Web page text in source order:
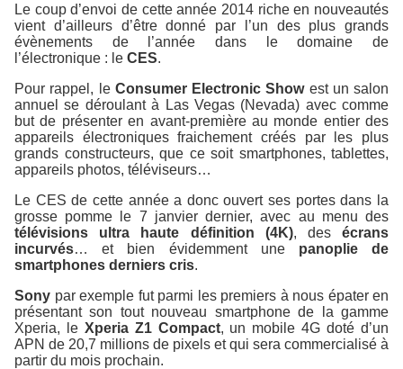
Le coup d’envoi de cette année 2014 riche en nouveautés
vient d’ailleurs d’être donné par l’un des plus grands
évènements de l’année dans le domaine de
l’électronique : le CES.
Pour rappel, le Consumer Electronic Showest un salon
annuel se déroulant à Las Vegas (Nevada) avec comme
but de présenter en avant-première au monde entier des
appareils électroniques fraichement créés par les plus
grands constructeurs, que ce soit smartphones, tablettes,
appareils photos, téléviseurs…
Le CES de cette année a donc ouvert ses portes dans la
grosse pomme le 7 janvier dernier, avec au menu des
télévisions ultra haute définition (4K), desécrans
incurvés… et bien évidemment une panoplie de
smartphones derniers cris.
Sony par exemple fut parmi les premiers à nous épater en
présentant son tout nouveau smartphone de la gamme
Xperia, le Xperia Z1 Compact, un mobile 4G doté d’un
APN de 20,7 millions de pixels et qui sera commercialisé à
partir du mois prochain.